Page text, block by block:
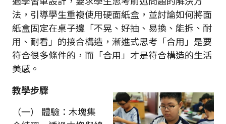
法，引導學生重複使用硬面紙盒，並討論如何將面
紙盒固定在桌子邊「不晃、好抽、易換、能拆、耐
用、耐看」的接合構造，漸進式思考「合用」是要
符合很多條件的，而「合用」才是符合構造的生活
美感。
教學步驟
（一） 體驗：木塊集